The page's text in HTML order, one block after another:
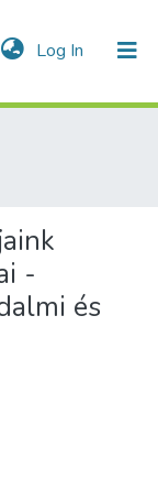
Log In (current)
-
és